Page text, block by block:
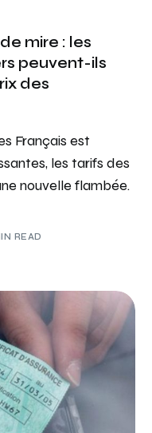
mire : les
peuvent-ils
des
Français est
les tarifs des
nouvelle flambée.
READ